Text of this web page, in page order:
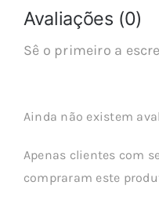
Avaliações (0)
Sê o primeiro a
Ainda não existem
Apenas clientes com
compraram este